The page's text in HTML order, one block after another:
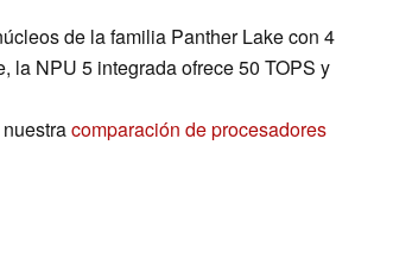
de la familia Panther Lake con 4
la NPU 5 integrada ofrece 50 TOPS y
comparación de procesadores